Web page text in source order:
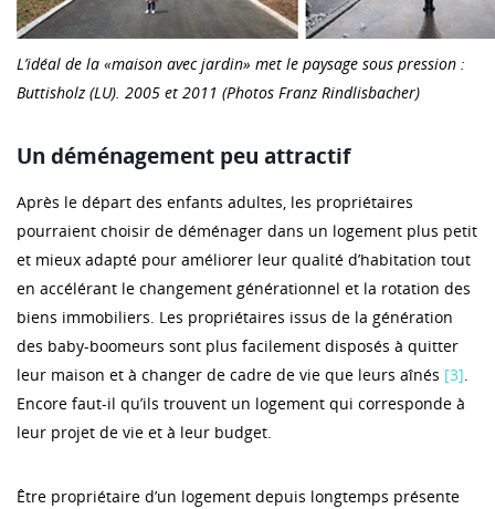
L’idéal de la «maison avec jardin» met le paysage sous pression :
Buttisholz (LU). 2005 et 2011 (Photos Franz Rindlisbacher)
Un déménagement peu attractif
Après le départ des enfants adultes, les propriétaires
pourraient choisir de déménager dans un logement plus petit
et mieux adapté pour améliorer leur qualité d’habitation tout
en accélérant le changement générationnel et la rotation des
biens immobiliers. Les propriétaires issus de la génération
des baby-boomeurs sont plus facilement disposés à quitter
leur maison et à changer de cadre de vie que leurs aînés [3].
Encore faut-il qu’ils trouvent un logement qui corresponde à
leur projet de vie et à leur budget.
Être propriétaire d’un logement depuis longtemps présente